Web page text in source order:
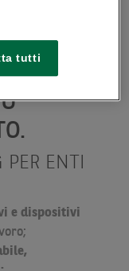
E PER
PER ENTI
e dispositivi
tutti